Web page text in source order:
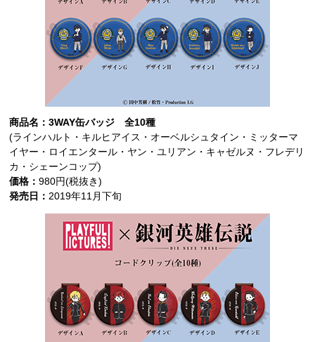
商品名：3WAY缶バッジ 全10種
(ラインハルト・キルヒアイス・オーベルシュタイン・ミッターマ
イヤー・ロイエンタール・ヤン・ユリアン・キャゼルヌ・フレデリ
カ・シェーンコップ)
価格：980円(税抜き)
発売日： 2019年11月下旬